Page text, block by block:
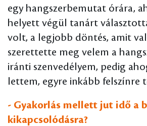
egy hangszerbemutat órára,
helyett végül tanárt
volt, a legjobb döntés, amit
szerettette meg velem a
iránti szenvedélyem, pedig
lettem, egyre inkább felszínre
- Gyakorlás mellett jut idő a
kikapcsolódásra?